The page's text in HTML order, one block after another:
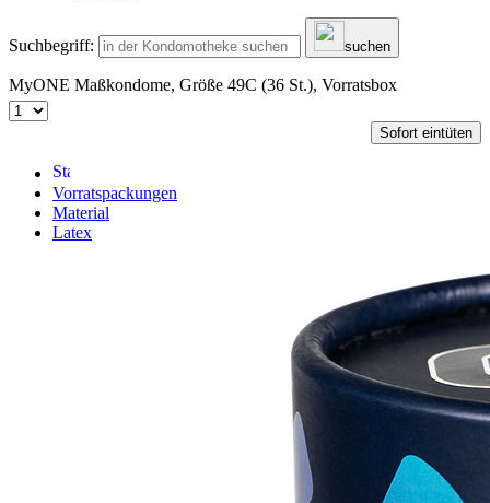
Suchbegriff: suchen
MyONE Maßkondome, Größe 49C (36 St.), Vorratsbox
Sofort eintüten
Vorratspackungen
Material
Latex